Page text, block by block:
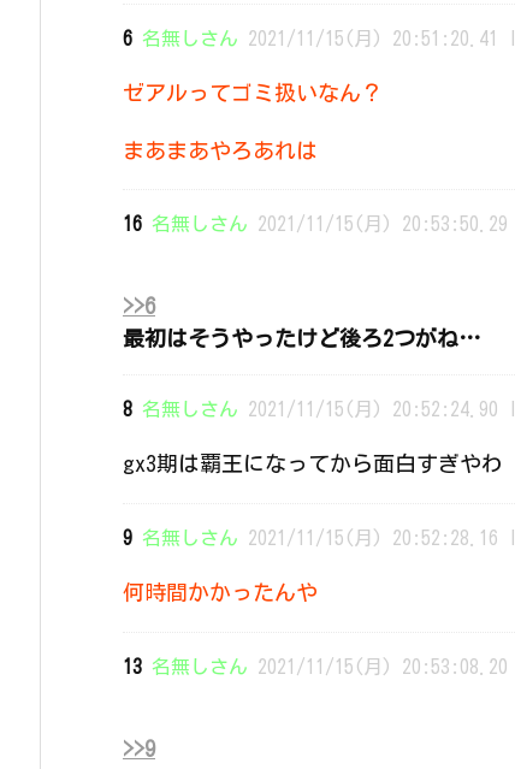
6 名無しさん 2021/11/15(月) 20:51:20.41
ゼアルってゴミ扱いなん？
まあまあやろあれは
16 名無しさん 2021/11/15(月) 20:53:50.29
>>6
最初はそうやったけど後ろ2つがね…
8 名無しさん 2021/11/15(月) 20:52:24.90
gx3期は覇王になってから面白すぎやわ
9 名無しさん 2021/11/15(月) 20:52:28.16
何時間かかったんや
13 名無しさん 2021/11/15(月) 20:53:08.20
>>9